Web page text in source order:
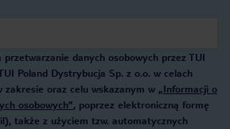
przetwarzanie danych osobowych przez TUI
Poland Dystrybucja Sp. z o.o. w celach
zakresie oraz celu wskazanym w „Informacji o
osobowych”, poprzez elektroniczną formę
także z użyciem tzw. automatycznych